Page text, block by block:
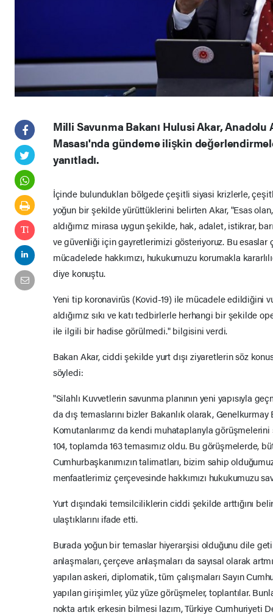
Milli Savunma Bakanı Hulusi Akar, Anadolu
Masası'nda gündeme ilişkin
yanıtladı.
İçinde bulundukları bölgede çeşitli siyasi krizlerle,
yoğun bir şekilde yürüttüklerini belirten Akar, "Esas
aldığımız mirasa uygun şekilde, hak, adalet, istikrar,
ve güvenliği için gayretlerimizi gösteriyoruz. Bu esaslar
mücadelede hakkımızı, hukukumuzu korumakla
diye konuştu.
Yeni tip koronavirüs (Kovid-19) ile mücadele edildiğini
aldığımız sıkı ve katı tedbirlerle herhangi bir şekilde
ile ilgili bir hadise görülmedi." bilgisini verdi.
Bakan Akar, ciddi şekilde yurt dışı ziyaretlerin söz
söyledi:
"Silahlı Kuvvetlerin savunma planının yeni yapısıyla
da dış temaslarını bizler Bakanlık olarak, Genelkurmay
Komutanlarımız da kendi muhataplarıyla
104, toplamda 163 temasımız oldu. Bu görüşmelerde,
Cumhurbaşkanımızın talimatları, bizim sahip
menfaatlerimiz çerçevesinde hakkımızı hukukumuzu
Yurt dışındaki temsilciliklerin ciddi şekilde arttığını
ulaştıklarını ifade etti.
Burada yoğun bir temaslar hiyerarşisi olduğunu dile
anlaşmaları, çerçeve anlaşmaları da sayısal olarak
yapılan askeri, diplomatik, tüm çalışmaları Sayın
yapılan girişimler, yüz yüze görüşmeler, toplantılar.
nokta artık erkesin bilmesi lazım, Türkiye Cumhuriyeti